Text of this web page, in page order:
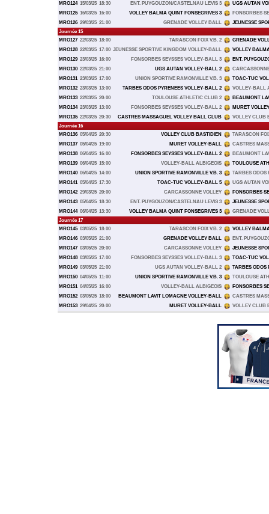
MRO124 15/03/25 18:30 ENT. PUYGOUZON/CASTELNAU LEVIS 3
UGS AUTAN
MRO125 16/03/25 16:00 VOLLEY BALMA QUINT FONSEGRIVES 3
FONSORBES
MRO126 29/03/25 21:00 GRENADE VOLLEY BALL
JEUNESSE
Journée 15
MRO127 22/03/25 18:00 TARASCON FOIX V.B. 2
GRENADE
MRO128 22/03/25 17:00 JEUNESSE SPORTIVE KINGDOM VOLLEY-BALL
VOLLEY
MRO129 23/03/25 16:00 FONSORBES SEYSSES VOLLEY-BALL 3
ENT.
MRO130 22/03/25 21:00 UGS AUTAN VOLLEY-BALL 2
MRO131 23/03/25 17:00 UNION SPORTIVE RAMONVILLE V.B. 3
TOAC-TUC
MRO132 23/03/25 13:00 TARBES ODOS PYRENEES VOLLEY-BALL 2
VOLLEY-BALL
MRO133 22/03/25 20:00 TOULOUSE ATHLETIC CLUB 2
BEAUMONT
MRO134 23/03/25 13:00 FONSORBES SEYSSES VOLLEY-BALL 2
MURET
MRO135 22/03/25 20:30 CASTRES MASSAGUEL VOLLEY BALL CLUB
VOLLEY CLUB
Journée 16
MRO136 05/04/25 20:30 VOLLEY CLUB BASTIDIEN
TARASCON
MRO137 05/04/25 19:00 MURET VOLLEY-BALL
CASTRES
MRO138 06/04/25 16:00 FONSORBES SEYSSES VOLLEY-BALL 2
BEAUMONT
MRO139 06/04/25 15:00 VOLLEY-BALL ALBIGEOIS
TOULOUSE
MRO140 06/04/25 14:00 UNION SPORTIVE RAMONVILLE V.B. 3
TARBES ODOS
MRO141 05/04/25 17:30 TOAC-TUC VOLLEY-BALL 5
UGS AUTAN
MRO142 29/03/25 20:00 CARCASSONNE VOLLEY
FONSORBES
MRO143 05/04/25 18:30 ENT. PUYGOUZON/CASTELNAU LEVIS 3
JEUNESSE
MRO144 06/04/25 13:30 VOLLEY BALMA QUINT FONSEGRIVES 3
GRENADE
Journée 17
MRO145 03/05/25 18:00 TARASCON FOIX V.B. 2
VOLLEY
MRO146 03/05/25 21:00 GRENADE VOLLEY BALL
ENT.
MRO147 03/05/25 20:00 CARCASSONNE VOLLEY
JEUNESSE
MRO148 03/05/25 17:00 FONSORBES SEYSSES VOLLEY-BALL 3
TOAC-TUC
MRO149 03/05/25 21:00 UGS AUTAN VOLLEY-BALL 2
TARBES ODOS
MRO150 04/05/25 11:00 UNION SPORTIVE RAMONVILLE V.B. 3
TOULOUSE
MRO151 04/05/25 16:00 VOLLEY-BALL ALBIGEOIS
FONSORBES
MRO152 03/05/25 18:00 BEAUMONT LAVIT LOMAGNE VOLLEY-BALL
CASTRES
MRO153 29/04/25 20:00 MURET VOLLEY-BALL VOLLEY CLUB